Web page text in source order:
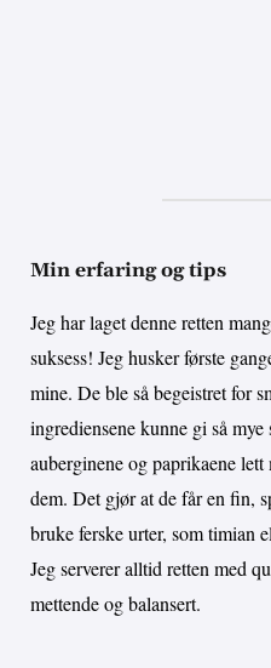
Min erfaring og tips
Jeg har laget denne retten
suksess! Jeg husker første
mine. De ble så begeistret for
ingrediensene kunne gi så
auberginene og paprikaene
dem. Det gjør at de får en fin,
bruke ferske urter, som timian
Jeg serverer alltid retten med
mettende og balansert.